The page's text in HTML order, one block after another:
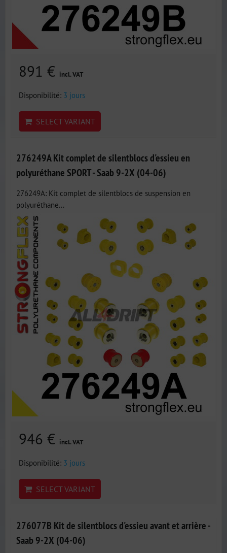
891 € incl. VAT
Disponibilité: 3 jours
SELECT VARIANT
276249A Kit complet de silentblocs d'essieu en
polyuréthane SPORT - Saab 9-2X (04-06)
276249A: Kit complet de silentblocs de suspension en
polyuréthane...
946 € incl. VAT
Disponibilité: 3 jours
SELECT VARIANT
276077B Kit de silentblocs d'essieu avant et arrière -
Saab 9-2X (04-06)